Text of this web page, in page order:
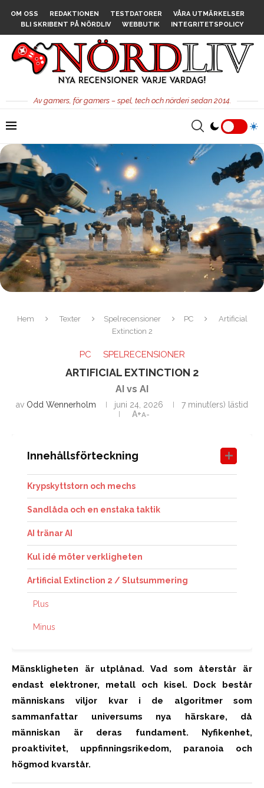
OM OSS REDAKTIONEN TESTDATORER
VÅRA UTMÄRKELSER
BLI SKRIBENT PÅ NÖRDLIV
WEBBUTIK INTEGRITETSPOLICY
Av gamers, för gamers – spel, tech och nörderi sedan 2014.
Hem Texter Spelrecensioner PC
Artificial
Extinction 2
PC SPELRECENSIONER
ARTIFICIAL EXTINCTION 2
AI vs AI
av Odd Wennerholm juni 24, 2026
7 minut(ers) lästid
A+A-
Innehållsförteckning
Krypskyttstorn och mechs
Sandlåda och en enstaka taktik
AI tränar AI
Kul idé möter verkligheten
Artificial Extinction 2 / Slutsummering
Plus
Minus
Mänskligheten är utplånad. Vad som återstår är
endast elektroner, metall och kisel. Dock består
människans viljor kvar i de algoritmer som
sammanfattar universums nya härskare, då
människan är deras fundament. Nyfikenhet,
proaktivitet, uppfinningsrikedom, paranoia och
högmod kvarstår.